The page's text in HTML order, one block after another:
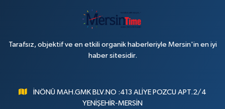
Tarafsız, objektif ve en etkili organik haberleriyle Mersin'in en iyi
haber sitesidir.
İNÖNÜ MAH.GMK BLV.NO :413 ALİYE POZCU APT.2/4
YENİŞEHİR-MERSİN